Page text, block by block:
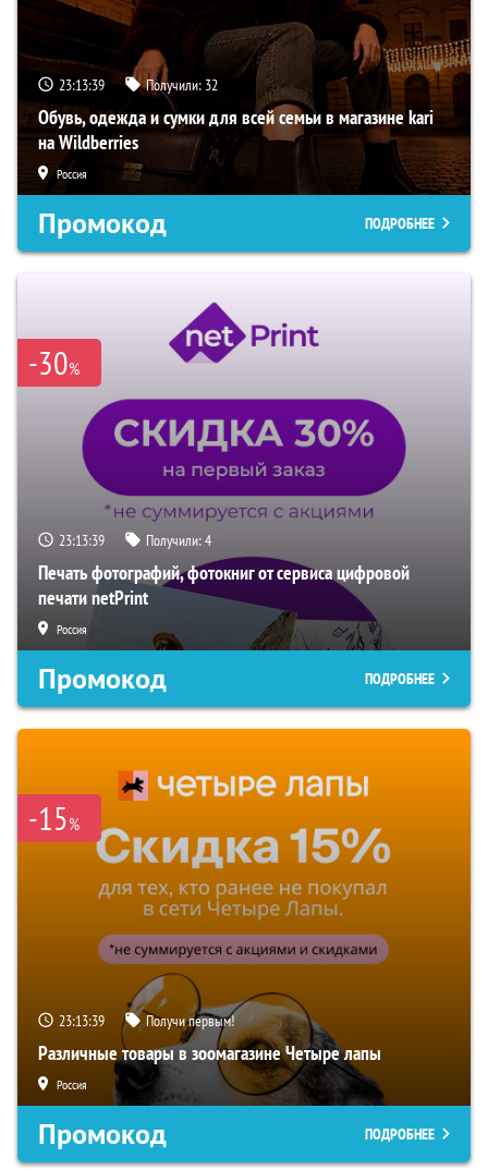
23:13:38 Получили: 32
Обувь, одежда и сумки для всей семьи в магазине kari
на Wildberries
Россия
Промокод ПОДРОБНЕЕ
-30%
23:13:38 Получили:4
Печать фотографий, фотокниг от сервиса цифровой
печати netPrint
Россия
Промокод ПОДРОБНЕЕ
-15%
23:13:38 Получи первым!
Различные товары в зоомагазине Четыре лапы
Россия
Промокод ПОДРОБНЕЕ